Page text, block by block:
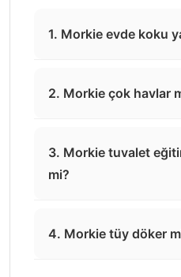
1. Morkie evde koku
2. Morkie çok havlar
3. Morkie tuvalet
mi?
4. Morkie tüy döker